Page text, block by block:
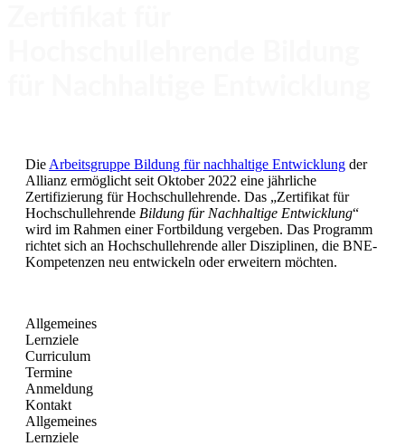
Die Arbeitsgruppe Bildung für nachhaltige Entwicklung der
Allianz ermöglicht seit Oktober 2022 eine jährliche
Zertifizierung für Hochschullehrende. Das „Zertifikat für
Hochschullehrende Bildung für Nachhaltige Entwicklung“
wird im Rahmen einer Fortbildung vergeben. Das Programm
richtet sich an Hochschullehrende aller Disziplinen, die BNE-
Kompetenzen neu entwickeln oder erweitern möchten.
Allgemeines
Lernziele
Curriculum
Termine
Anmeldung
Kontakt
Allgemeines
Lernziele